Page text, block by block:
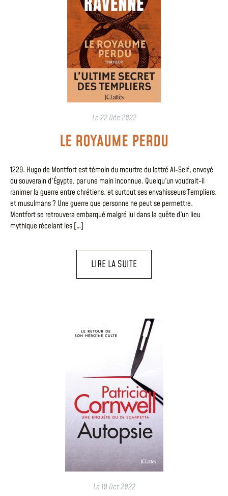
Le22 Déc 2022
LE ROYAUME PERDU
1229. Hugo de Montfort est témoin du meurtre du lettré Al-Seif, envoyé
du souverain d'Égypte, par une main inconnue. Quelqu'un voudrait-il
ranimer la guerre entre chrétiens, et surtout ses envahisseurs Templiers,
et musulmans ? Une guerre que personne ne peut se permettre.
Montfort se retrouvera embarqué malgré lui dans la quête d'un lieu
mythique récelant les […]
LIRE LA SUITE
Le 10 Oct 2022